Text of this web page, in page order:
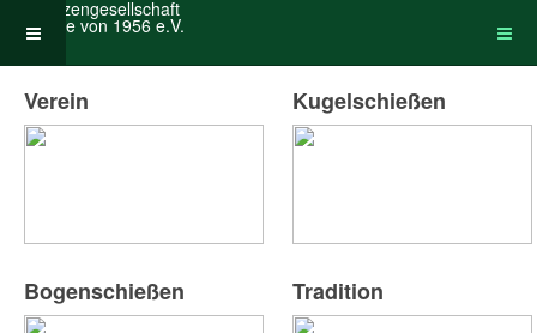
Verein Kugelschießen
Bogenschießen Tradition